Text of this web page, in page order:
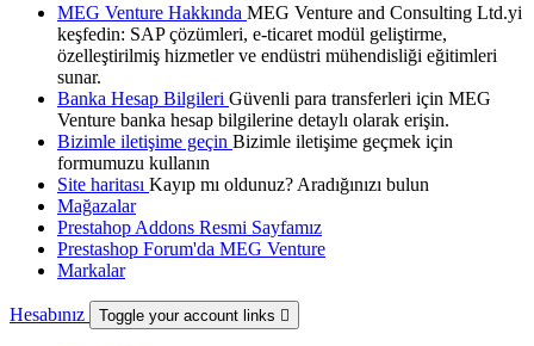
MEG Venture Hakkında MEG Venture and Consulting Ltd.yi
keşfedin: SAP çözümleri, e-ticaret modül geliştirme,
özelleştirilmiş hizmetler ve endüstri mühendisliği eğitimleri
sunar.
Banka Hesap Bilgileri Güvenli para transferleri için MEG
Venture banka hesap bilgilerine detaylı olarak erişin.
Bizimle iletişime geçin Bizimle iletişime geçmek için
formumuzu kullanın
Site haritası Kayıp mı oldunuz? Aradığınızı bulun
Mağazalar
Prestahop Addons Resmi Sayfamız
Prestashop Forum'da MEG Venture
Markalar
Hesabınız Toggle your account links 